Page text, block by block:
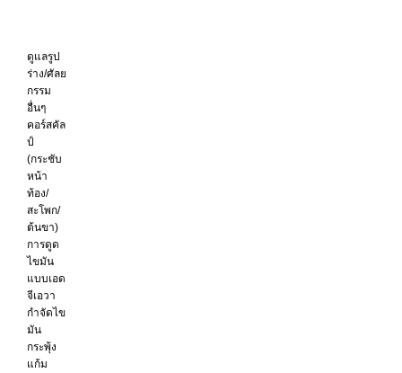
ดูแลรูป
ร่าง/ศัลย
กรรม
อื่นๆ
คอร์สคัล
ป์
(กระชับ
หน้า
ท้อง/
สะโพก/
ต้นขา)
การดูด
ไขมัน
แบบเอด
จีเอวา
กำจัดไข
มัน
กระพุ้ง
แก้ม